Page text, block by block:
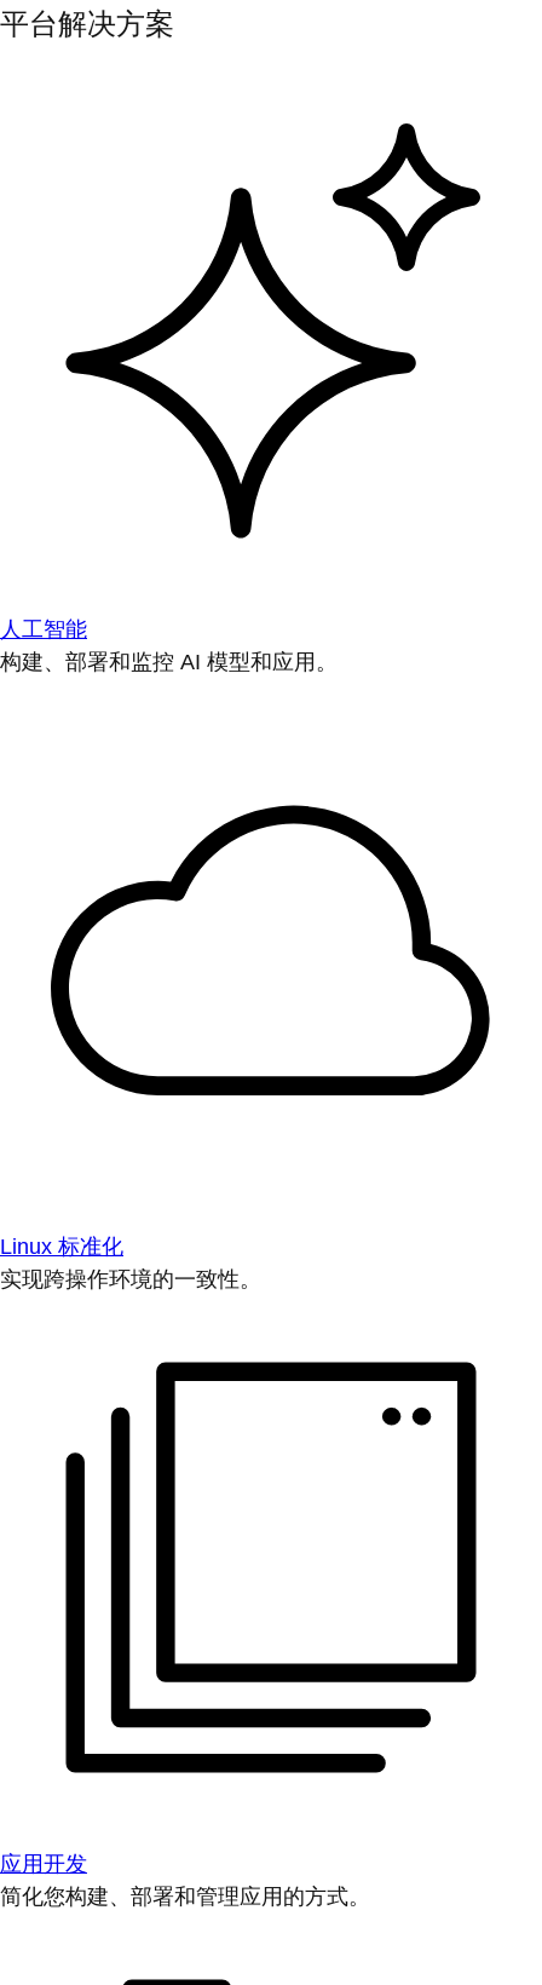
平台解决方案
人工智能
构建、部署和监控 AI 模型和应用。
Linux 标准化
实现跨操作环境的一致性。
应用开发
简化您构建、部署和管理应用的方式。